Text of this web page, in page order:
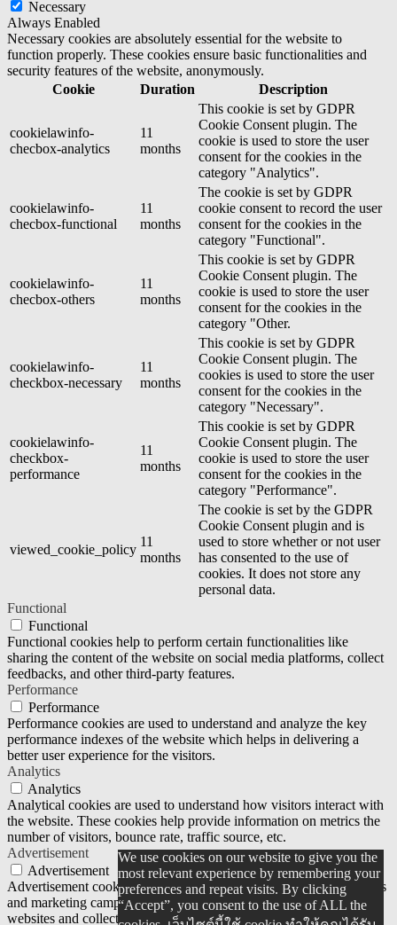
We use cookies on our website to give you the
most relevant experience by remembering your
preferences and repeat visits. By clicking
“Accept”, you consent to the use of ALL the
Necessary
Always Enabled
Necessary cookies are absolutely essential for the website to
function properly. These cookies ensure basic functionalities and
security features of the website, anonymously.
Cookie
Duration Description
cookielawinfo-
checbox-analytics
11
months
This cookie is set by GDPR
Cookie Consent plugin. The
cookie is used to store the user
consent for the cookies in the
category "Analytics".
cookielawinfo-
checbox-functional
11
months
The cookie is set by GDPR
cookie consent to record the user
consent for the cookies in the
category "Functional".
cookielawinfo-
checbox-others
11
months
This cookie is set by GDPR
Cookie Consent plugin. The
cookie is used to store the user
consent for the cookies in the
category "Other.
cookielawinfo-
checkbox-necessary
11
months
This cookie is set by GDPR
Cookie Consent plugin. The
cookies is used to store the user
consent for the cookies in the
category "Necessary".
cookielawinfo-
checkbox-
performance
11
months
This cookie is set by GDPR
Cookie Consent plugin. The
cookie is used to store the user
consent for the cookies in the
category "Performance".
viewed_cookie_policy
11
months
The cookie is set by the GDPR
Cookie Consent plugin and is
used to store whether or not user
has consented to the use of
cookies. It does not store any
personal data.
Functional
Functional
Functional cookies help to perform certain functionalities like
sharing the content of the website on social media platforms, collect
feedbacks, and other third-party features.
Performance
Performance
Performance cookies are used to understand and analyze the key
performance indexes of the website which helps in delivering a
better user experience for the visitors.
Analytics
Analytics
Analytical cookies are used to understand how visitors interact with
the website. These cookies help provide information on metrics the
number of visitors, bounce rate, traffic source, etc.
Advertisement
Advertisement
Advertisement cookies are used to provide visitors with relevant ads
and marketing campaigns. These cookies track visitors across
websites and collect information to provide customized ads.